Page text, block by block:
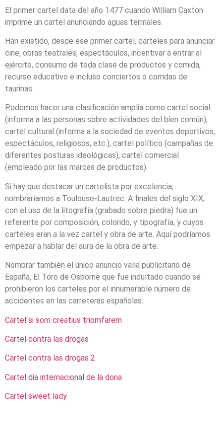
El primer cartel data del año 1477 cuando William Caxton
imprime un cartel anunciando aguas termales.
Han existido, desde ese primer cartel, carteles para anunciar
cine, obras teatrales, espectáculos, incentivar a entrar al
ejército, consumo de toda clase de productos y comida,
recurso educativo e incluso conciertos o corridas de
taurinas.
Podemos hacer una clasificación amplia como cartel social
(informa a las personas sobre actividades del bien común),
cartel cultural (informa a la sociedad de eventos deportivos,
espectáculos, religiosos, etc.), cartel político (campañas de
diferentes posturas ideológicas), cartel comercial
(empleado por las marcas de productos).
Si hay que destacar un cartelista por excelencia,
nombraríamos a Toulouse-Lautrec. A finales del siglo XIX,
con el uso de la litografía (grabado sobre piedra) fue un
referente por composición, colorido, y tipografía, y cuyos
carteles eran a la vez cartel y obra de arte. Aquí podríamos
empezar a hablar del aura de la obra de arte.
Nombrar también el único anuncio valla publicitario de
España, El Toro de Osborne que fue indultado cuando se
prohibieron los carteles por el innumerable número de
accidentes en las carreteras españolas.
Cartel si som creatius triomfarem
Cartel contra las drogas
Cartel contra las drogas 2
Cartel dia internacional de la dona
Cartel sweet lady